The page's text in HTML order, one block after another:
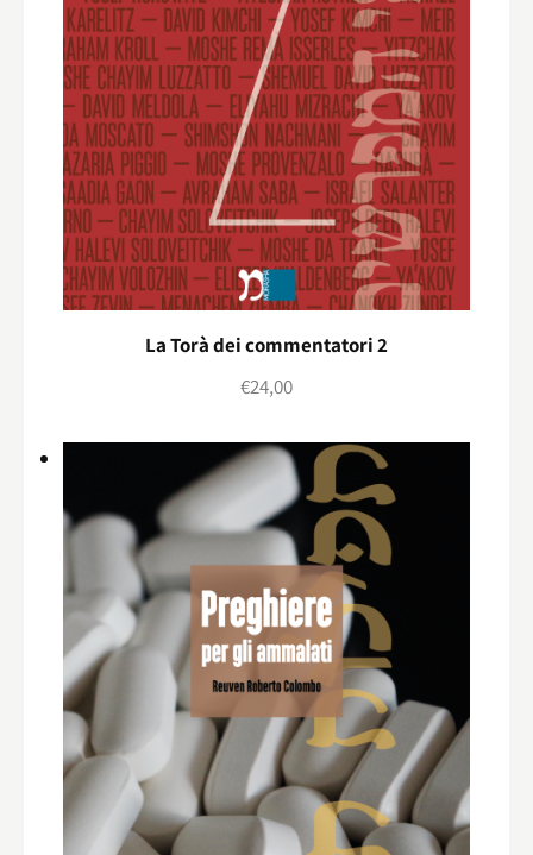
La Torà dei commentatori 2
€24,00